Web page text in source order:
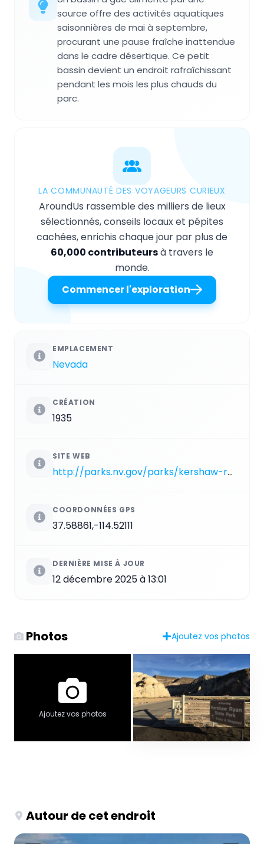
source offre des activités aquatiques
saisonnières de mai à septembre,
procurant une pause fraîche inattendue
dans le cadre désertique. Ce petit
bassin devient un endroit rafraîchissant
pendant les mois les plus chauds du
parc.
LA COMMUNAUTÉ DES VOYAGEURS CURIEUX
AroundUs rassemble des milliers de lieux
sélectionnés, conseils locaux et pépites
cachées, enrichis chaque jour par plus de
60,000 contributeursà travers le
monde.
Commencer l'exploration
EMPLACEMENT
Nevada
CRÉATION
1935
SITE WEB
http://parks.nv.gov/parks/kershaw-ryan
COORDONNÉES GPS
37.58861,-114.52111
DERNIÈRE MISE À JOUR
12 décembre 2025 à 13:01
Photos Ajoutez vos photos
Ajoutez vos photos
Autour de cet endroit